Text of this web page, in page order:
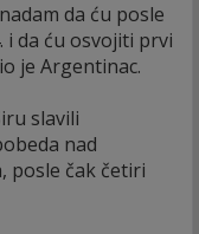
da ću posle
i da ću osvojiti prvi
je Argentinac.
slavili
nad
posle čak četiri